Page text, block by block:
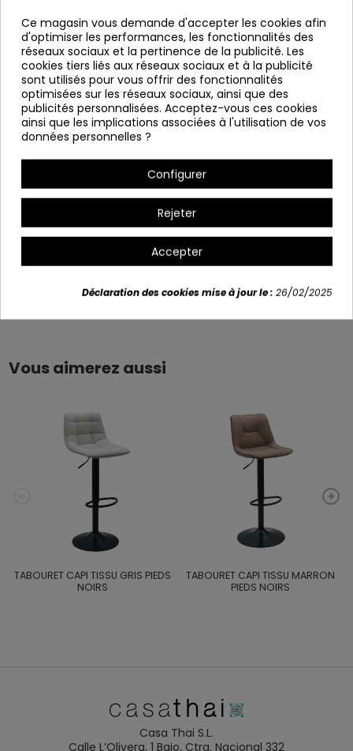
Hauteur réglable.
Mesures:
Hauteur totale : 89-105 cm
Hauteur sur le siège: 61-82 cm
Largeur: 43 cm
Détails du produit
Vous aimerez aussi
TABOURET CAPI TISSU GRIS PIEDS
NOIRS
TABOURET CAPI TISSU MARRON
PIEDS NOIRS
Casa Thai S.L.
Calle L’Olivera, 1 Bajo, Ctra. Nacional 332
Ce magasin vous demande d'accepter les cookies afin
d'optimiser les performances, les fonctionnalités des
réseaux sociaux et la pertinence de la publicité. Les
cookies tiers liés aux réseaux sociaux et à la publicité
sont utilisés pour vous offrir des fonctionnalités
optimisées sur les réseaux sociaux, ainsi que des
publicités personnalisées. Acceptez-vous ces cookies
ainsi que les implications associées à l'utilisation de vos
données personnelles ?
Configurer
Rejeter
Accepter
Déclaration des cookies mise à jour le :26/02/2025